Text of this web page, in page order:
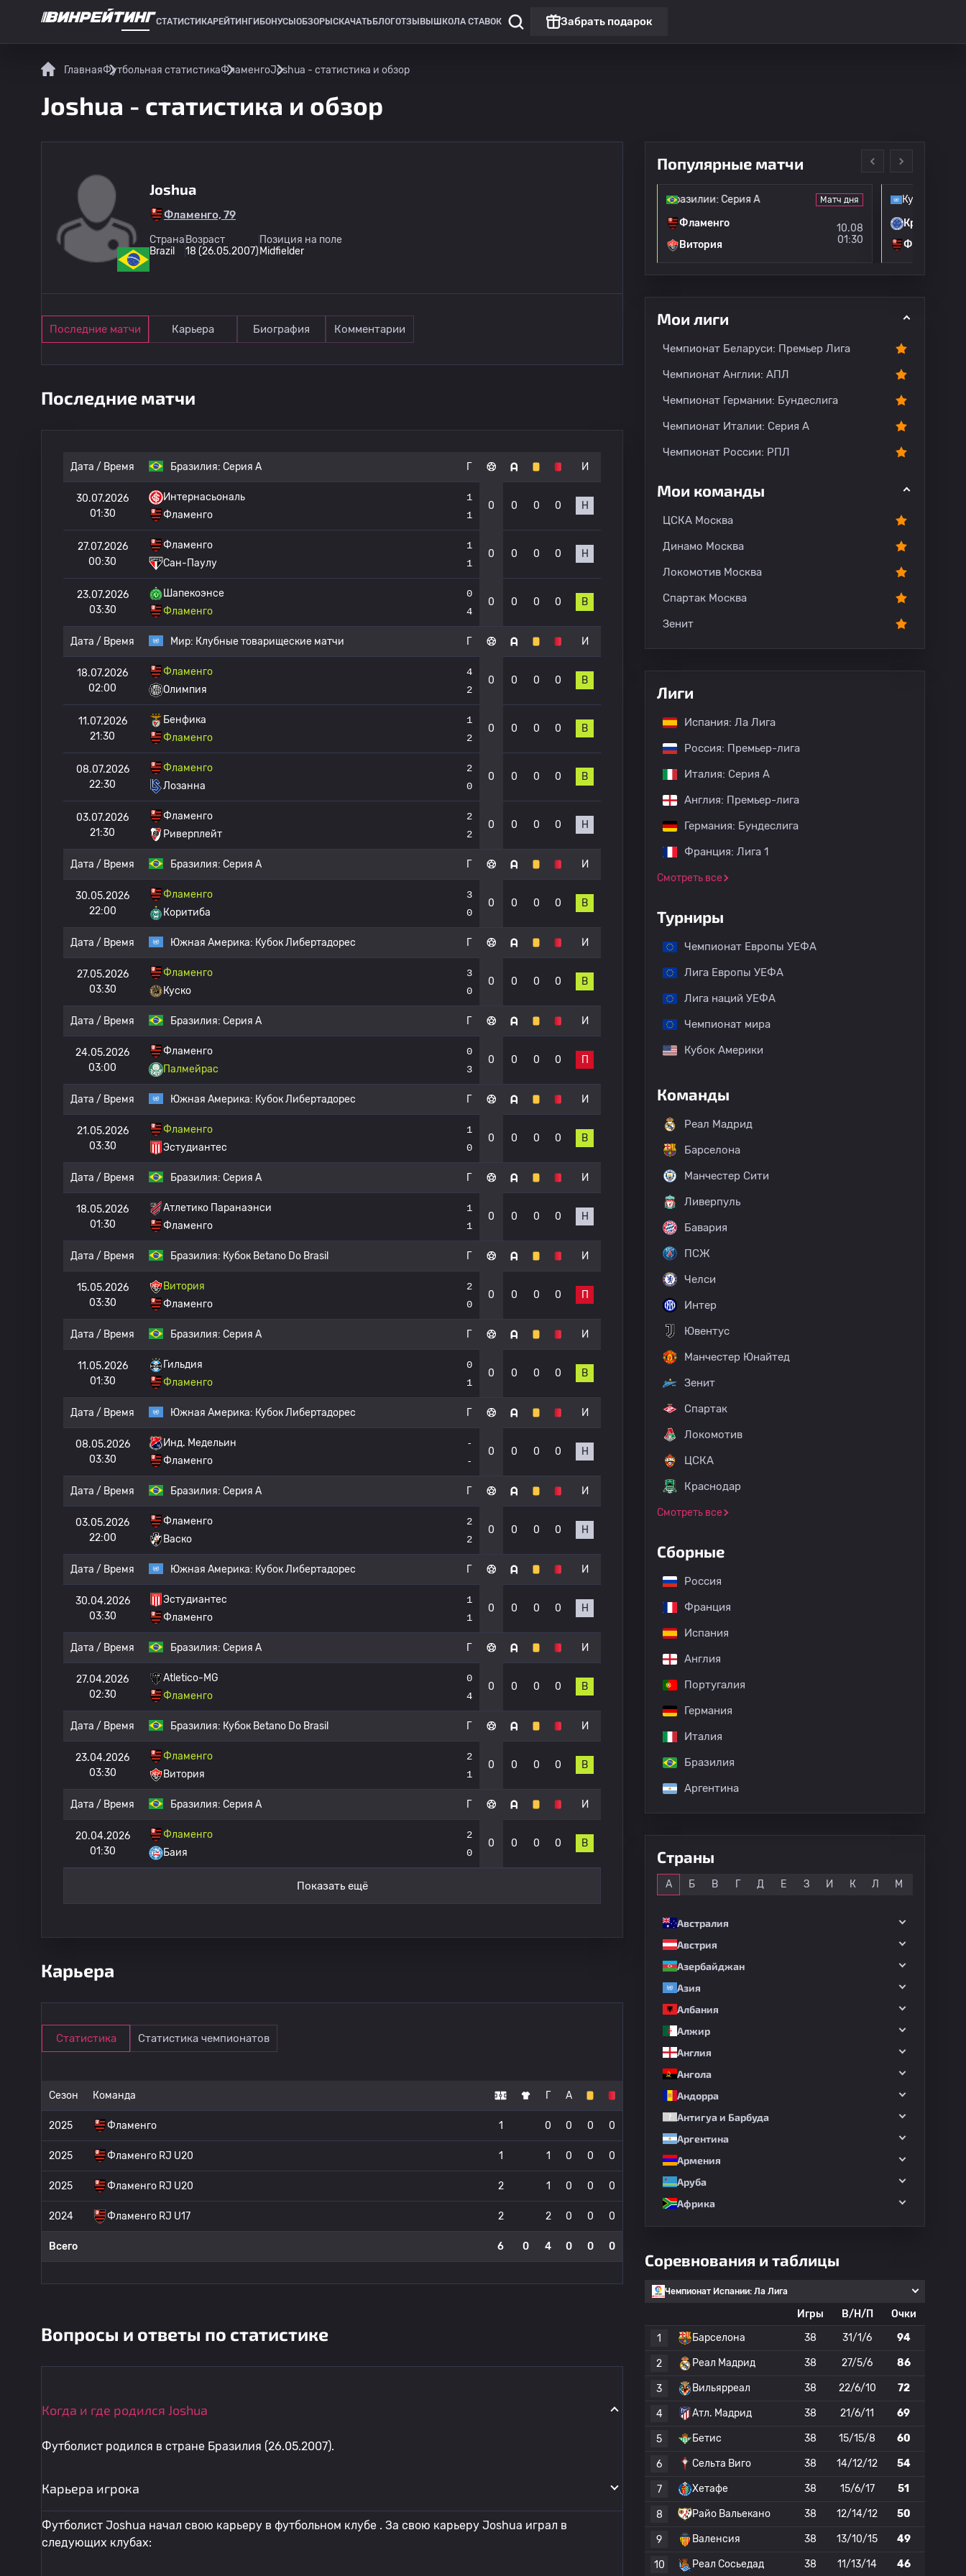
СТАТИСТИКАРЕЙТИНГИ БОНУСЫ ОБЗОРЫ СКАЧАТЬ БЛОГОТЗЫВЫ ШКОЛА СТАВОК Забрать подарок
ГлавнаяФутбольная статистикаФламенгоJoshua - статистика и обзор
Joshua - статистика и обзор
Joshua
Фламенго, 79
Страна
Brazil
Возраст
18 (26.05.2007)
Позиция на поле
Midfielder
Последние матчи Карьера Биография Комментарии
Последние матчи
Дата / Время Бразилия: Серия А Г И
30.07.2026
01:30
Интернасьональ
Фламенго
1
1
0 0 0 0 Н
27.07.2026
00:30
Фламенго
Сан-Паулу
1
1
0 0 0 0 Н
23.07.2026
03:30
Шапекоэнсе
Фламенго
0
4
0 0 0 0 В
Дата / Время Мир: Клубные товарищеские матчи Г И
18.07.2026
02:00
Фламенго
Олимпия
4
2
0 0 0 0 В
11.07.2026
21:30
Бенфика
Фламенго
1
2
0 0 0 0 В
08.07.2026
22:30
Фламенго
Лозанна
2
0
0 0 0 0 В
03.07.2026
21:30
Фламенго
Риверплейт
2
2
0 0 0 0 Н
Дата / Время Бразилия: Серия А Г И
30.05.2026
22:00
Фламенго
Коритиба
3
0
0 0 0 0 В
Дата / Время Южная Америка: Кубок Либертадорес Г И
27.05.2026
03:30
Фламенго
Куско
3
0
0 0 0 0 В
Дата / Время Бразилия: Серия А Г И
24.05.2026
03:00
Фламенго
Палмейрас
0
3
0 0 0 0 П
Дата / Время Южная Америка: Кубок Либертадорес Г И
21.05.2026
03:30
Фламенго
Эстудиантес
1
0
0 0 0 0 В
Дата / Время Бразилия: Серия А Г И
18.05.2026
01:30
Атлетико Паранаэнси
Фламенго
1
1
0 0 0 0 Н
Дата / Время Бразилия: Кубок Betano Do Brasil Г И
15.05.2026
03:30
Витория
Фламенго
2
0
0 0 0 0 П
Дата / Время Бразилия: Серия А Г И
11.05.2026
01:30
Гильдия
Фламенго
0
1
0 0 0 0 В
Дата / Время Южная Америка: Кубок Либертадорес Г И
08.05.2026
03:30
Инд. Медельин
Фламенго
-
-
0 0 0 0 Н
Дата / Время Бразилия: Серия А Г И
03.05.2026
22:00
Фламенго
Васко
2
2
0 0 0 0 Н
Дата / Время Южная Америка: Кубок Либертадорес Г И
30.04.2026
03:30
Эстудиантес
Фламенго
1
1
0 0 0 0 Н
Дата / Время Бразилия: Серия А Г И
27.04.2026
02:30
Atletico-MG
Фламенго
0
4
0 0 0 0 В
Дата / Время Бразилия: Кубок Betano Do Brasil Г И
23.04.2026
03:30
Фламенго
Витория
2
1
0 0 0 0 В
Дата / Время Бразилия: Серия А Г И
20.04.2026
01:30
Фламенго
Баия
2
0
0 0 0 0 В
Показать ещё
Карьера
Статистика Статистика чемпионатов
Сезон Команда Г А
2025 Фламенго 1 0 0 0 0
2025 Фламенго RJ U20 1 1 0 0 0
2025 Фламенго RJ U20 2 1 0 0 0
2024 Фламенго RJ U17 2 2 0 0 0
Всего 6 0 4 0 0 0
Вопросы и ответы по статистике
Когда и где родился Joshua
Футболист родился в стране Бразилия (26.05.2007).
Карьера игрока
Футболист Joshua начал свою карьеру в футбольном клубе . За свою карьеру Joshua играл в
следующих клубах:
Популярные матчи
Чемпионат Бразилии: Серия А Матч дня
Фламенго
Витория
10.08
01:30
Кубок
Кружеиру
Фламенго
Мои лиги
Чемпионат Беларуси: Премьер Лига
Чемпионат Англии: АПЛ
Чемпионат Германии: Бундеслига
Чемпионат Италии: Серия А
Чемпионат России: РПЛ
Мои команды
ЦСКА Москва
Динамо Москва
Локомотив Москва
Спартак Москва
Зенит
Лиги
Испания: Ла Лига
Россия: Премьер-лига
Италия: Серия А
Англия: Премьер-лига
Германия: Бундеслига
Франция: Лига 1
Смотреть все
Турниры
Чемпионат Европы УЕФА
Лига Европы УЕФА
Лига наций УЕФА
Чемпионат мира
Кубок Америки
Команды
Реал Мадрид
Барселона
Манчестер Сити
Ливерпуль
Бавария
ПСЖ
Челси
Интер
Ювентус
Манчестер Юнайтед
Зенит
Спартак
Локомотив
ЦСКА
Краснодар
Смотреть все
Сборные
Россия
Франция
Испания
Англия
Португалия
Германия
Италия
Бразилия
Аргентина
Страны
А Б В Г Д Е З И К Л М
Австралия
Австрия
Азербайджан
Азия
Албания
Алжир
Англия
Ангола
Андорра
Антигуа и Барбуда
Аргентина
Армения
Аруба
Африка
Соревнования и таблицы
Чемпионат Испании: Ла Лига
Игры В/Н/П
Очки
1
Барселона 38 31/1/6 94
2 Реал Мадрид 38 27/5/6 86
3 Вильярреал 38 22/6/10 72
4 Атл. Мадрид 38 21/6/11 69
5 Бетис 38 15/15/8 60
6 Сельта Виго 38 14/12/12 54
7 Хетафе 38 15/6/17 51
8 Райо Вальекано 38 12/14/12 50
9 Валенсия 38 13/10/15 49
10 Реал Сосьедад 38 11/13/14 46